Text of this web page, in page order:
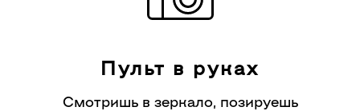
Пульт в руках
Смотришь в зеркало, позируешь